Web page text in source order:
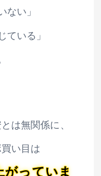
ない」
ている」
は無関係に、
い目は
がっていま